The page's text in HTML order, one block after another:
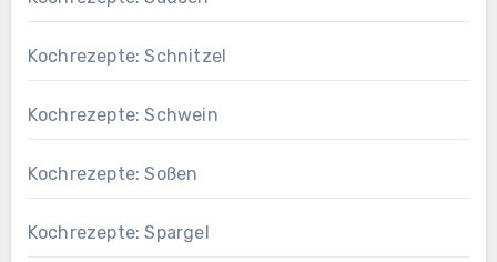
Kochrezepte: Schnitzel
Kochrezepte: Schwein
Kochrezepte: Soßen
Kochrezepte: Spargel